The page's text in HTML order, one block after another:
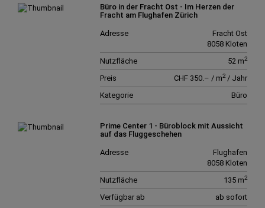
Büro in der Fracht Ost - Im Herzen der
Fracht am Flughafen Zürich
Fracht Ost
8058 Kloten
Adresse
52 m2
Nutzfläche
CHF 350.– / m2/ Jahr
Preis
Büro
Kategorie
Prime Center 1 - Büroblock mit Aussicht
auf das Fluggeschehen
Flughafen
8058 Kloten
Adresse
135 m2
Nutzfläche
ab sofort
Verfügbar ab